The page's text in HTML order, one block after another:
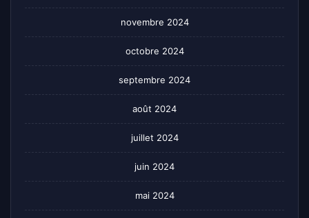
novembre 2024
octobre 2024
septembre 2024
août 2024
juillet 2024
juin 2024
mai 2024